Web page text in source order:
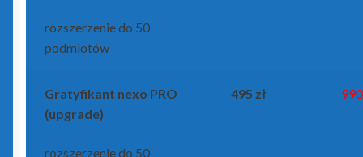
rozszerzenie do 50
podmiotów
Gratyfikant nexo PRO
(upgrade)
rozszerzenie do 50
495 zł 990